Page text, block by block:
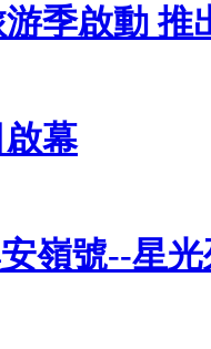
季啟動 推
幕
嶺號--星